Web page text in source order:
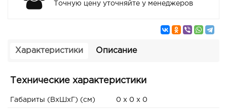
Точную цену уточняйте у менеджеров
Характеристики Описание
Технические характеристики
Габариты (ВxШxГ) (см) 0 x 0 x 0